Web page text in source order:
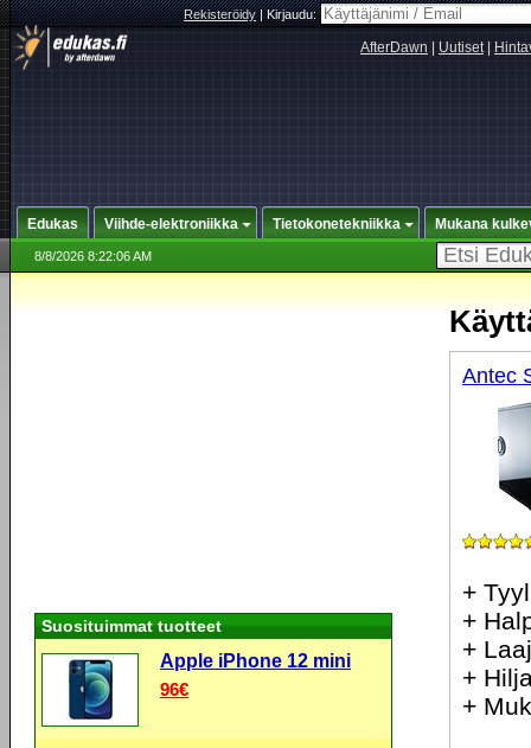
Rekisteröidy|Kirjaudu:
AfterDawn Uutiset|
Edukas Viihde-elektroniikka Tietokonetekniikka Mukana
8/8/2026 8:22:06 AM
Antec
+
+
+
+
+
Suosituimmat tuotteet
Apple iPhone 12 mini
96€